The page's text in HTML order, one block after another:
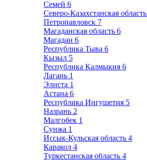
Семей 6
Северо-Казахстанская область
Петропавловск 7
Магаданская область 6
Магадан 6
Республика Тыва 6
Кызыл 5
Республика Калмыкия 6
Лагань 1
Элиста 1
Астана 6
Республика Ингушетия 5
Назрань 2
Малгобек 1
Сунжа 1
Иссык-Кульская область 4
Каракол 4
Туркестанская область 4